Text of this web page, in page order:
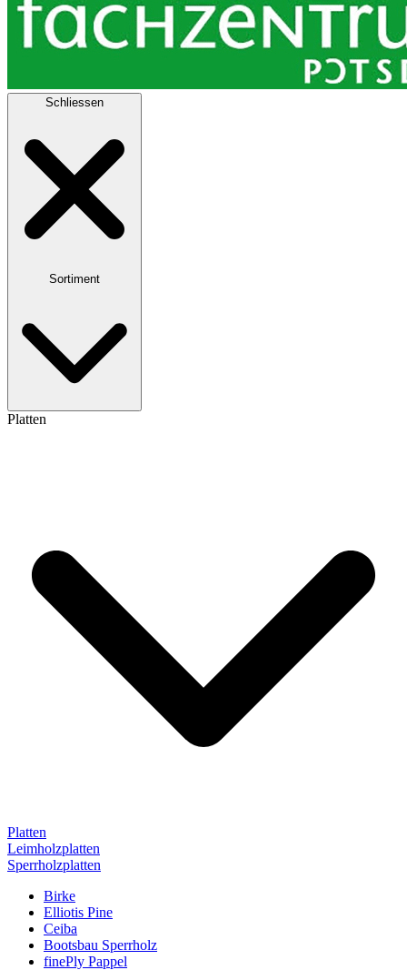
Schliessen
Sortiment
Platten
Platten
Leimholzplatten
Sperrholzplatten
Birke
Elliotis Pine
Ceiba
Bootsbau Sperrholz
finePly Pappel